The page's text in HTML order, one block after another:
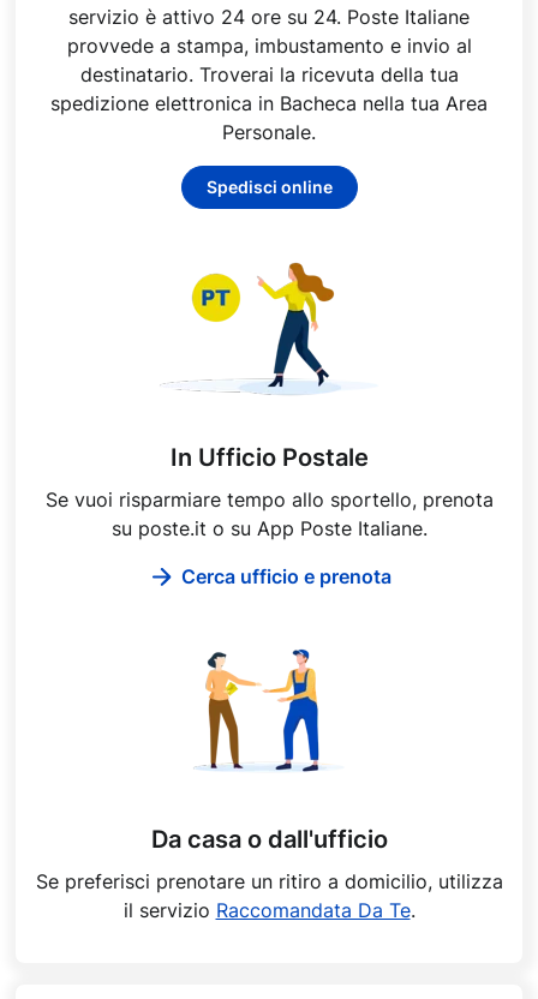
servizio è attivo 24 ore su 24. Poste Italiane
provvede a stampa, imbustamento e invio al
destinatario. Troverai la ricevuta della tua
spedizione elettronica in Bacheca nella tua Area
Personale.
Spedisci online
In Ufficio Postale
Se vuoi risparmiare tempo allo sportello, prenota
su poste.it o su App Poste Italiane.
Cerca ufficio e prenota
Da casa o dall'ufficio
Se preferisci prenotare un ritiro a domicilio, utilizza
il servizio Raccomandata Da Te.